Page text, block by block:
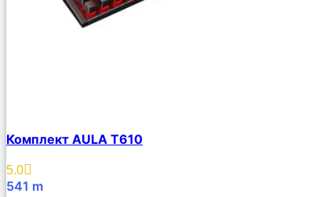
Комплект AULA T610
5.0
541 m